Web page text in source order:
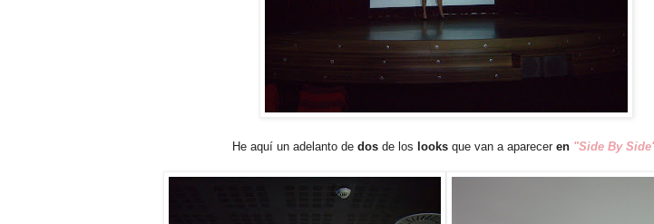
He aquí un adelanto de dos de los looks que van a aparecer en "Side By